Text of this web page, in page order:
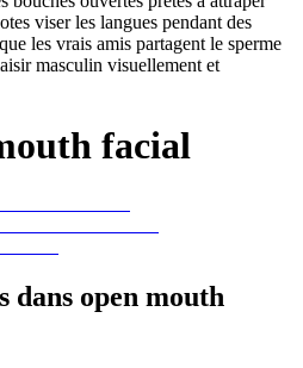
viser les langues pendant des
les vrais amis partagent le sperme
masculin visuellement et
facial
dans open mouth